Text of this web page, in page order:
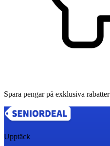
Spara pengar på exklusiva rabatter
Upptäck